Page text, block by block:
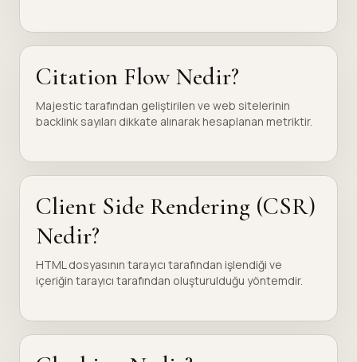
Citation Flow Nedir?
Majestic tarafından geliştirilen ve web sitelerinin
backlink sayıları dikkate alınarak hesaplanan metriktir.
Client Side Rendering (CSR)
Nedir?
HTML dosyasının tarayıcı tarafından işlendiği ve
içeriğin tarayıcı tarafından oluşturulduğu yöntemdir.